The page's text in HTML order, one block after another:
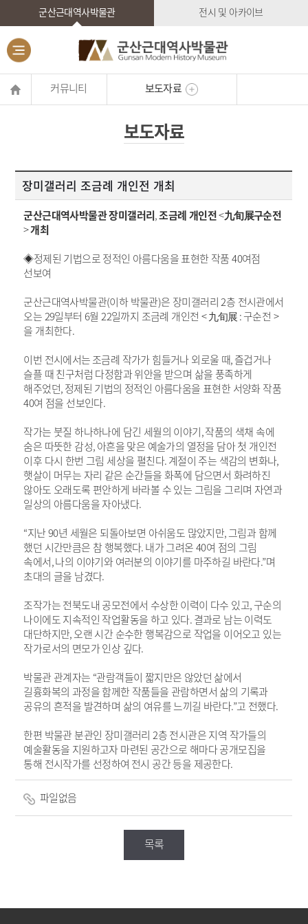
군산근대역사박물관 전시 및 아카이브
커뮤니티 보도자료
보도자료
장미갤러리 조금례 개인전 개최
군산근대역사박물관 장미갤러리,조금례 개인전<九旬展구순전
>개최
◈정제된 기법으로 정적인 아름다움을 표현한 작품40여점
선보여
군산근대역사박물관(이하 박물관)은 장미갤러리2층 전시관에서
오는29일부터 6월22일까지 조금례 개인전 <九旬展:구순전 >
을 개최한다.
이번 전시에서는조금례 작가가 힘들거나 외로울 때,즐겁거나
슬플 때 친구처럼 다정함과 위안을 받으며 삶을 풍족하게
해주었던,정제된 기법의 정적인 아름다움을 표현한 서양화 작품
40여 점을 선보인다.
작가는 붓질 하나하나에 담긴 세월의 이야기,작품의 색채 속에
숨은 따뜻한 감성,아흔을 맞은 예술가의 열정을 담아 첫 개인전
이후 다시 한번 그림 세상을 펼친다.계절이 주는 색감의 변화나,
햇살이 머무는 자리 같은 순간들을 화폭에 담으면서 화려하진
않아도 오래도록 편안하게 바라볼 수 있는 그림을 그리며 자연과
일상의 아름다움을 자아냈다.
“지난90년 세월은 되돌아보면 아쉬움도 많았지만,그림과 함께
했던 시간만큼은 참 행복했다.내가 그려온40여 점의 그림
속에서,나의 이야기와 여러분의 이야기를 마주하길 바란다.”며
초대의 글을 남겼다.
조작가는 전북도내 공모전에서 수상한 이력이 다수 있고,구순의
나이에도 지속적인 작업활동을 하고 있다.결과로 남는 이력도
대단하지만,오랜 시간 순수한 행복감으로 작업을 이어오고 있는
작가로서의 면모가 인상 깊다.
박물관 관계자는 “관람객들이 짧지만은 않았던 삶에서
길흉화복의 과정을 함께한 작품들을 관람하면서 삶의 기록과
공유의 흔적을 발견하며 삶의 여유를 느끼길 바란다.”고 전했다.
한편 박물관 분관인 장미갤러리2층 전시관은 지역 작가들의
예술활동을 지원하고자 마련된 공간으로 해마다 공개모집을
통해 전시작가를 선정하여 전시 공간 등을 제공한다.
파일없음
목록